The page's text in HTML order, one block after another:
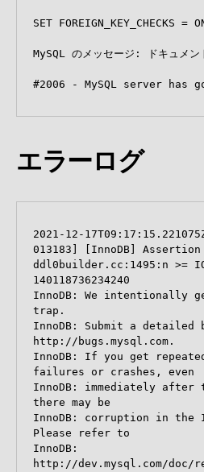
SET FOREIGN_KEY_CHECKS =
MySQL のメッセージ: ドキュメン
#2006 - MySQL server has
エラーログ
2021-12-
013183] [InnoDB]
ddl0builder.cc:1495:n >=
140118736234240
InnoDB: We intentionally
trap.
InnoDB: Submit a detailed
http://bugs.mysql.com.
InnoDB: If you get
failures or crashes, even
InnoDB: immediately after
there may be
InnoDB: corruption in the
Please refer to
InnoDB:
http://dev.mysql.com/doc/